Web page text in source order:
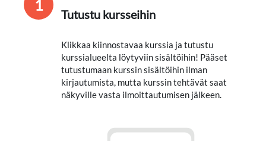
1
Tutustu kursseihin
Klikkaa kiinnostavaa kurssia ja tutustu
kurssialueelta löytyviin sisältöihin! Pääset
tutustumaan kurssin sisältöihin ilman
kirjautumista, mutta kurssin tehtävät saat
näkyville vasta ilmoittautumisen jälkeen.